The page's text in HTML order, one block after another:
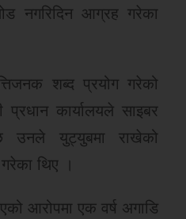
नगरिदिन आग्रह गरेका
शब्द प्रयोग गरेको
प्रधान कार्यालयले साइबर
उनले युट्युबमा राखेको
थिए ।
आरोपमा एक वर्ष अगाडि